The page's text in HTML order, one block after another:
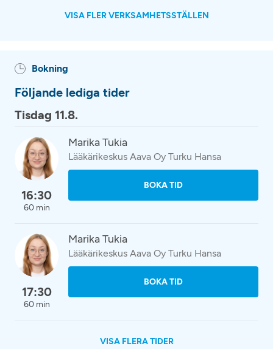
VISA FLER VERKSAMHETSSTÄLLEN
Bokning
Följande lediga tider
Tisdag 11.8.
16:30
60 min
Marika Tukia
Lääkärikeskus Aava Oy Turku Hansa
BOKA TID
17:30
60 min
Marika Tukia
Lääkärikeskus Aava Oy Turku Hansa
BOKA TID
VISA FLERA TIDER